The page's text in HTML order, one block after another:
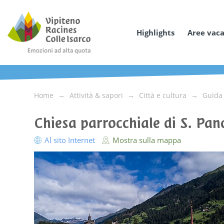
Highlights Aree
Home Attività & sapori Città e cultura
Chiesa parrocchiale di S.
Al sito Internet Mostra sulla mappa